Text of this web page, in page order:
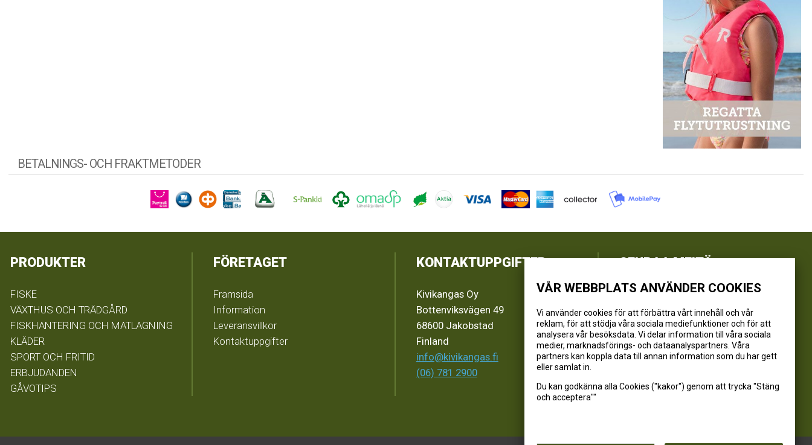
VÅR WEBBPLATS ANVÄNDER COOKIES
Vi använder cookies för att förbättra vårt innehåll och vår
reklam, för att stödja våra sociala mediefunktioner och för att
analysera vår besöksdata. Vi delar information till våra sociala
medier, marknadsförings- och dataanalyspartners. Våra
partners kan koppla data till annan information som du har gett
eller samlat in.
Du kan godkänna alla Cookies ("kakor") genom att trycka "Stäng
och acceptera""
BETALNINGS- OCH FRAKTMETODER
PRODUKTER
FISKE
VÄXTHUS OCH TRÄDGÅRD
FISKHANTERING OCH MATLAGNING
KLÄDER
SPORT OCH FRITID
ERBJUDANDEN
GÅVOTIPS
FÖRETAGET
Framsida
Information
Leveransvillkor
Kontaktuppgifter
KONTAKTUPPGIFTER
Kivikangas Oy
Bottenviksvägen 49
68600 Jakobstad
Finland
info@kivikangas.fi
(06) 781 2900
SEURAA MEITÄ
@kivikangaskalastus
@kivikangaskasvihuoneet
@kivikangas_kalastus
@kivikangaskasvihuoneet
Kivikangas Oy